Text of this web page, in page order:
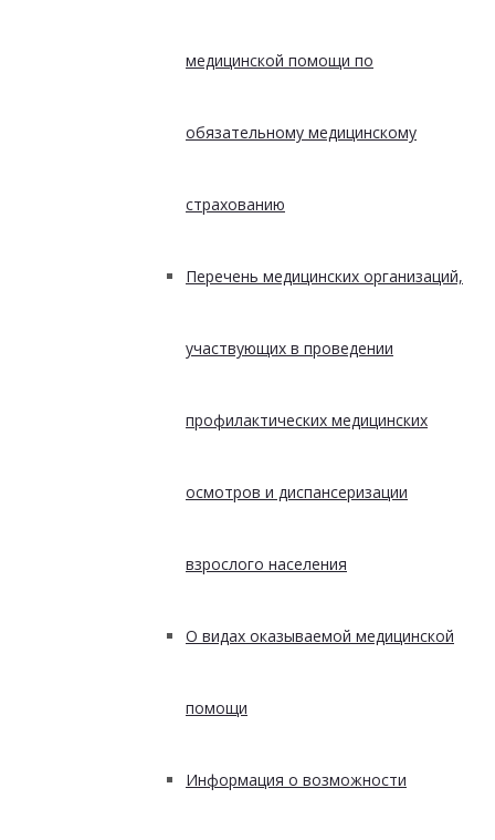
медицинской помощи по
обязательному медицинскому
страхованию
Перечень медицинских организаций,
участвующих в проведении
профилактических медицинских
осмотров и диспансеризации
взрослого населения
О видах оказываемой медицинской
помощи
Информация о возможности